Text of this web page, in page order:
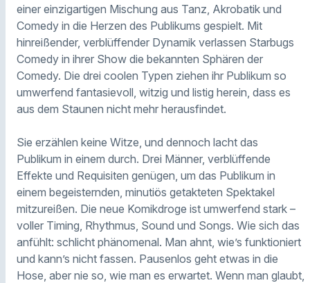
einer einzigartigen Mischung aus Tanz, Akrobatik und
Comedy in die Herzen des Publikums gespielt. Mit
hinreißender, verblüffender Dynamik verlassen Starbugs
Comedy in ihrer Show die bekannten Sphären der
Comedy. Die drei coolen Typen ziehen ihr Publikum so
umwerfend fantasievoll, witzig und listig herein, dass es
aus dem Staunen nicht mehr herausfindet.
Sie erzählen keine Witze, und dennoch lacht das
Publikum in einem durch. Drei Männer, verblüffende
Effekte und Requisiten genügen, um das Publikum in
einem begeisternden, minutiös getakteten Spektakel
mitzureißen. Die neue Komikdroge ist umwerfend stark –
voller Timing, Rhythmus, Sound und Songs. Wie sich das
anfühlt: schlicht phänomenal. Man ahnt, wie’s funktioniert
und kann’s nicht fassen. Pausenlos geht etwas in die
Hose, aber nie so, wie man es erwartet. Wenn man glaubt,